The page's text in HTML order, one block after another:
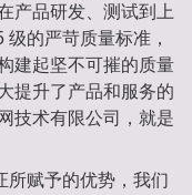
产品研发、测试到上
的严苛质量标准，
建起坚不可摧的质量
提升了产品和服务的
技术有限公司，就是
所赋予的优势，我们